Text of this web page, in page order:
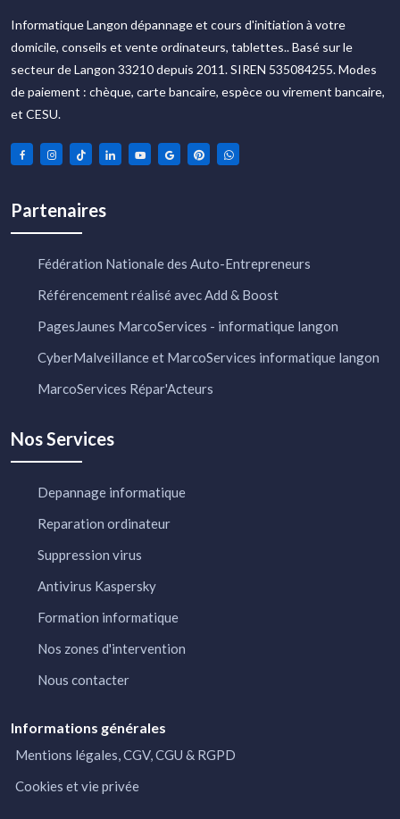
Informatique Langon dépannage et cours d'initiation à votre
domicile, conseils et vente ordinateurs, tablettes.. Basé sur le
secteur de Langon 33210 depuis 2011. SIREN 535084255. Modes
de paiement : chèque, carte bancaire, espèce ou virement bancaire,
et CESU.
Partenaires
Fédération Nationale des Auto-Entrepreneurs
Référencement réalisé avec Add & Boost
PagesJaunes MarcoServices - informatique langon
CyberMalveillance et MarcoServices informatique langon
MarcoServices Répar'Acteurs
Nos Services
Depannage informatique
Reparation ordinateur
Suppression virus
Antivirus Kaspersky
Formation informatique
Nos zones d'intervention
Nous contacter
Informations générales
Mentions légales, CGV, CGU & RGPD
Cookies et vie privée